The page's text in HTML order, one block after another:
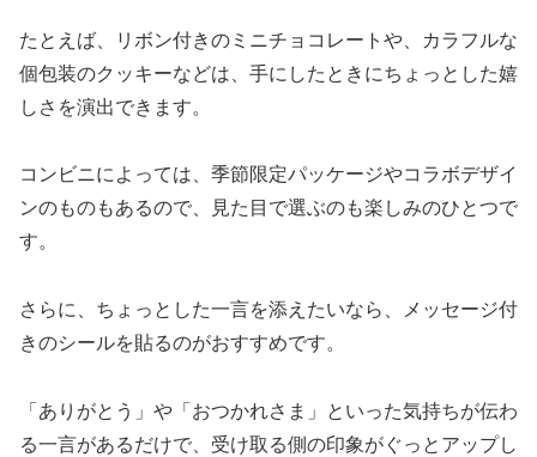
たとえば、リボン付きのミニチョコレートや、カラフルな
個包装のクッキーなどは、手にしたときにちょっとした嬉
しさを演出できます。
コンビニによっては、季節限定パッケージやコラボデザイ
ンのものもあるので、見た目で選ぶのも楽しみのひとつで
す。
さらに、ちょっとした一言を添えたいなら、メッセージ付
きのシールを貼るのがおすすめです。
「ありがとう」や「おつかれさま」といった気持ちが伝わ
る一言があるだけで、受け取る側の印象がぐっとアップし